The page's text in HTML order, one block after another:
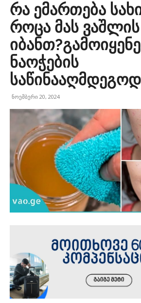
რა ემართება
როცა მას
ნაოჭების
საწინააღმდეგოდ
ნოემბერი 20, 2024